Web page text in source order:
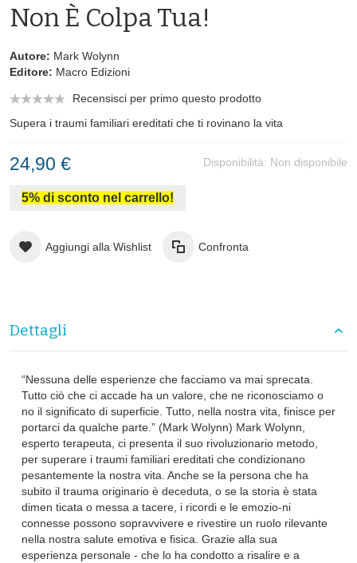
Non È Colpa Tua!
Autore: Mark Wolynn
Editore: Macro Edizioni
Recensisci per primo questo prodotto
Supera i traumi familiari ereditati che ti rovinano la vita
Disponibilità: Non disponibile
24,90 €
5% di sconto nel carrello!
Aggiungi alla Wishlist Confronta
Dettagli
“Nessuna delle esperienze che facciamo va mai sprecata.
Tutto ciò che ci accade ha un valore, che ne riconosciamo o
no il significato di superficie. Tutto, nella nostra vita, finisce per
portarci da qualche parte.” (Mark Wolynn) Mark Wolynn,
esperto terapeuta, ci presenta il suo rivoluzionario metodo,
per superare i traumi familiari ereditati che condizionano
pesantemente la nostra vita. Anche se la persona che ha
subito il trauma originario è deceduta, o se la storia è stata
dimen ticata o messa a tacere, i ricordi e le emozio-ni
connesse possono sopravvivere e rivestire un ruolo rilevante
nella nostra salute emotiva e fisica. Grazie alla sua
esperienza personale - che lo ha condotto a risalire e a